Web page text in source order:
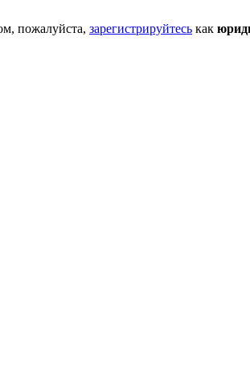
пожалуйста, зарегистрируйтесь как